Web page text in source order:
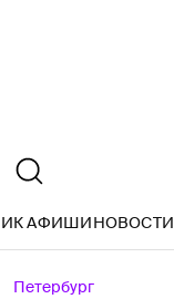
АФИШИНОВОСТИ
Петербург